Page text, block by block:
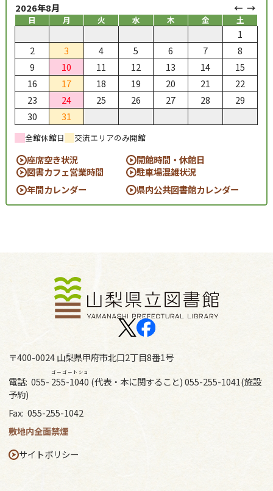
2026年8月
日 月 火 水 木 金 土
1
2
3 4 5 6 7
8
9
10 11 12 13 14
15
16
17 18 19 20 21
22
23
24 25 26 27 28
29
30
31
全館休館日 交流エリアのみ開館
座席空き状況
開館時間・休館日
図書カフェ営業時間
駐車場混雑状況
年間カレンダー
県内公共図書館カレンダー
〒400-0024 山梨県甲府市北口2丁目8番1号
電話: 055- 255-1040
ゴーゴートショ
(代表・本に関すること) 055-255-1041(施設
予約)
Fax: 055-255-1042
敷地内全面禁煙
サイトポリシー